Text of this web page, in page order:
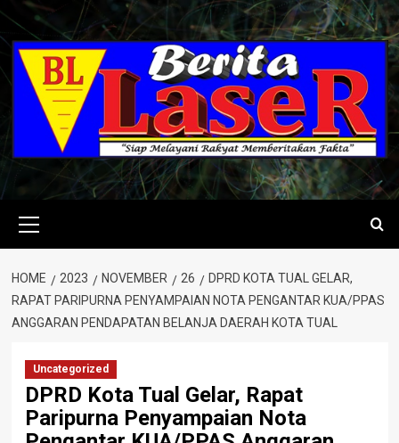
Skip
to
content
Menu
HOME 2023 NOVEMBER 26
DPRD KOTA TUAL GELAR,
RAPAT PARIPURNA PENYAMPAIAN NOTA PENGANTAR KUA/PPAS
ANGGARAN PENDAPATAN BELANJA DAERAH KOTA TUAL
Uncategorized
DPRD Kota Tual Gelar, Rapat
Paripurna Penyampaian Nota